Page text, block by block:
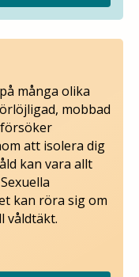
många olika
mobbad
att isolera dig
kan vara allt
kan röra sig om
våldtäkt.